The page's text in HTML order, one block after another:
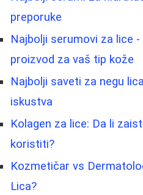
preporuke
Najbolji serumovi za lice
proizvod za vaš tip kože
Najbolji saveti za negu
iskustva
Kolagen za lice: Da li
koristiti?
Kozmetičar vs
Lica?